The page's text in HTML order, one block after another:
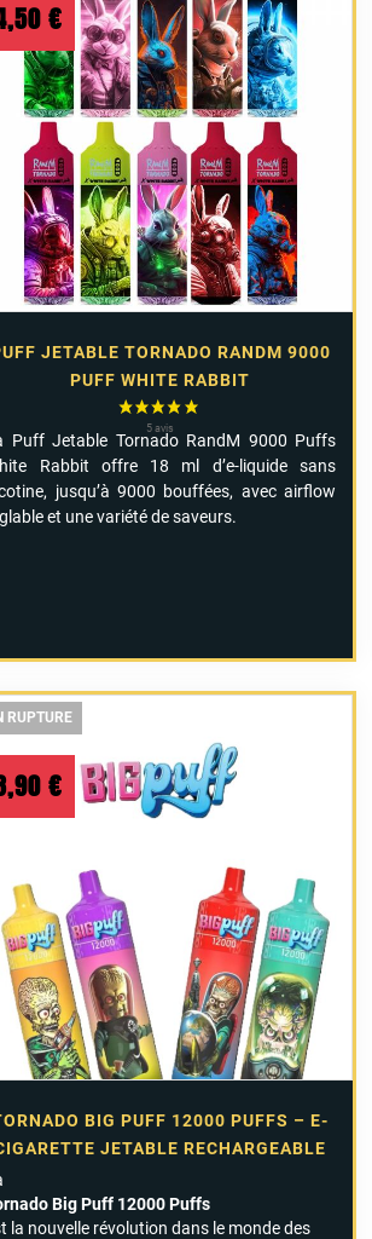
JETABLE TORNADO RANDM 9000
PUFF WHITE RABBIT
€
Puff Jetable Tornado RandM 9000 Puffs
Rabbit offre 18 ml d’e-liquide sans
jusqu’à 9000 bouffées, avec airflow
et une variété de saveurs.
RUPTURE
RUPTURE
BIG PUFF 12000 PUFFS – E-
JETABLE RECHARGEABLE
€
Big Puff 12000 Puffs
la nouvelle révolution dans le monde des
RUPTURE